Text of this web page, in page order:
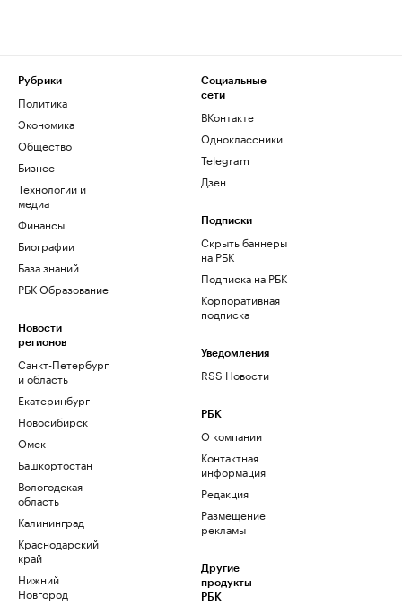
Рубрики
Политика
Экономика
Общество
Бизнес
Технологии и
медиа
Финансы
Биографии
База знаний
РБК Образование
Новости
регионов
Санкт-Петербург
и область
Екатеринбург
Новосибирск
Омск
Башкортостан
Вологодская
область
Калининград
Краснодарский
край
Нижний
Новгород
Социальные
сети
ВКонтакте
Одноклассники
Telegram
Дзен
Подписки
Скрыть баннеры
на РБК
Подписка на РБК
Корпоративная
подписка
Уведомления
RSS Новости
РБК
О компании
Контактная
информация
Редакция
Размещение
рекламы
Другие
продукты
РБК